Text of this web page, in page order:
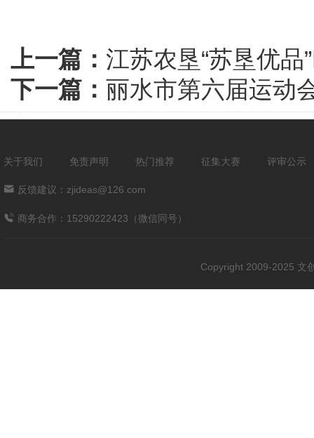
上一篇： 江苏农垦“苏垦优品
下一篇： 丽水市第六届运动
关于我们 免责声明 热门推荐 征集大赛 评审公示
反馈建议：zjideas@126.com
商务合作：15290222423（微信同号）
Copyright 2009-2025 文